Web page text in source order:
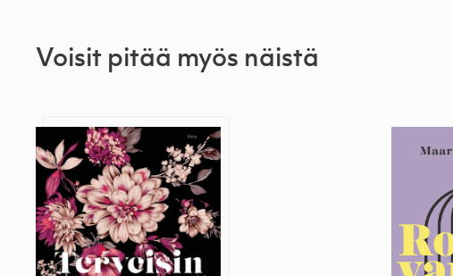
Voisit pitää myös näistä
Terveisin rakkaus